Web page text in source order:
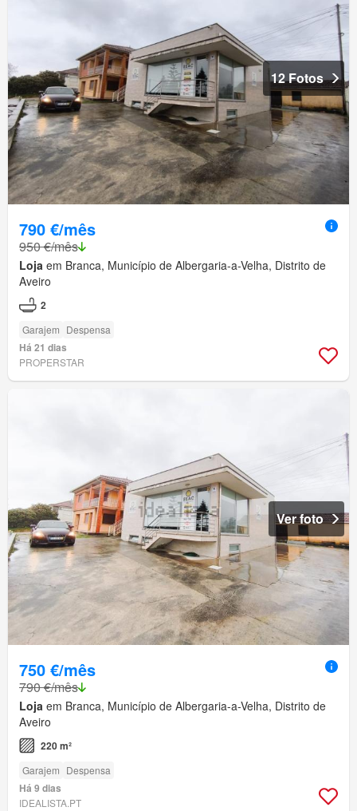
12 Fotos
790 €/mês
950 €/mês
Loja em Branca, Município de Albergaria-a-Velha, Distrito de
Aveiro
2
Garajem Despensa
Há 21 dias
PROPERSTAR
Ver foto
750 €/mês
790 €/mês
Loja em Branca, Município de Albergaria-a-Velha, Distrito de
Aveiro
220 m²
Garajem Despensa
Há 9 dias
IDEALISTA.PT